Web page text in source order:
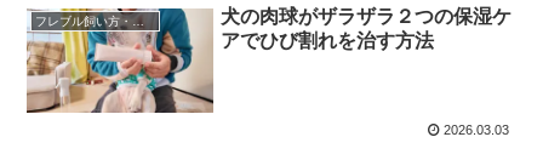
フレブル飼い方・しつけ
犬の肉球がザラザラ２つの保湿ケ
アでひび割れを治す方法
2026.03.03